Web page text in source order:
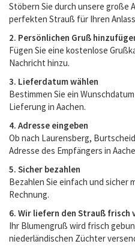
Stöbern Sie durch unsere große
perfekten Strauß für Ihren
2. Persönlichen Gruß
Fügen Sie eine kostenlose
Nachricht hinzu.
3. Lieferdatum wählen
Bestimmen Sie ein
Lieferung in Aachen.
4. Adresse eingeben
Ob nach Laurensberg,
Adresse des Empfängers in
5. Sicher bezahlen
Bezahlen Sie einfach und sicher
Rechnung.
6. Wir liefern den Strauß frisch
Ihr Blumengruß wird frisch
niederländischen Züchter